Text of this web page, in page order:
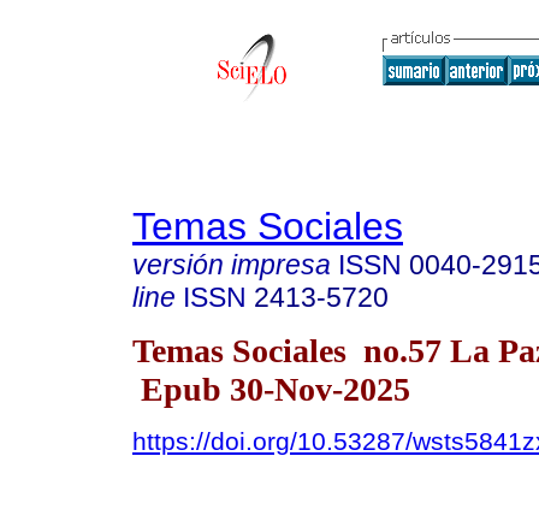
Temas Sociales
versión impresa ISSN 0040-
line ISSN 2413-5720
Temas Sociales no.57 La
Epub 30-Nov-2025
https://doi.org/10.53287/